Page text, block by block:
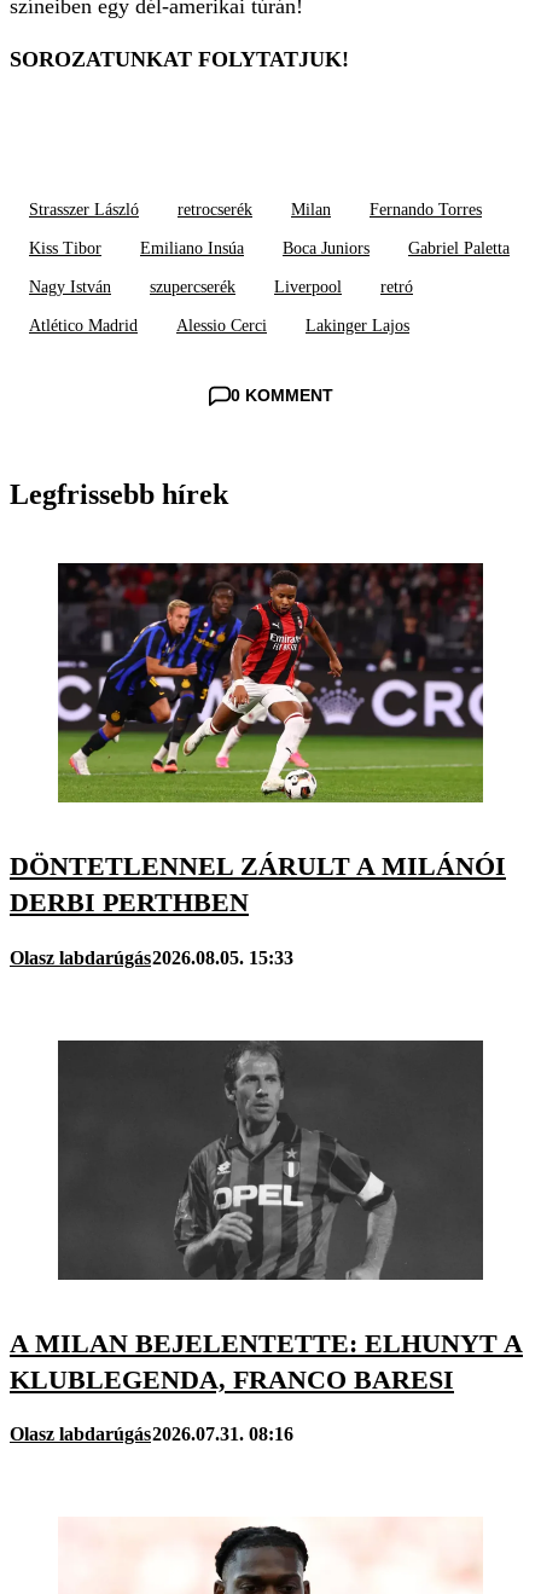
színeiben egy dél-amerikai túrán!
SOROZATUNKAT FOLYTATJUK!
Strasszer László retrocserék Milan Fernando Torres
Kiss Tibor Emiliano Insúa Boca Juniors Gabriel Paletta
Nagy István szupercserék Liverpool retró
Atlético Madrid Alessio Cerci Lakinger Lajos
0 KOMMENT
Legfrissebb hírek
DÖNTETLENNEL ZÁRULT A MILÁNÓI
DERBI PERTHBEN
Olasz labdarúgás2026.08.05. 15:33
A MILAN BEJELENTETTE: ELHUNYT A
KLUBLEGENDA, FRANCO BARESI
Olasz labdarúgás2026.07.31. 08:16